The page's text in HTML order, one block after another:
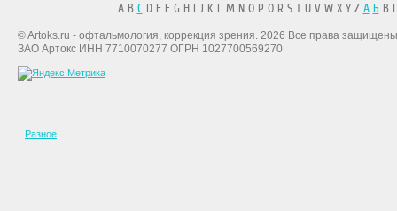
A B CD E F G H I J K L M N O P Q R S T U V W X Y Z А БВ
© Artoks.ru - офтальмология, коррекция зрения. 2026 Все права
ЗАО Артокс ИНН 7710070277 ОГРН 1027700569270
Разное